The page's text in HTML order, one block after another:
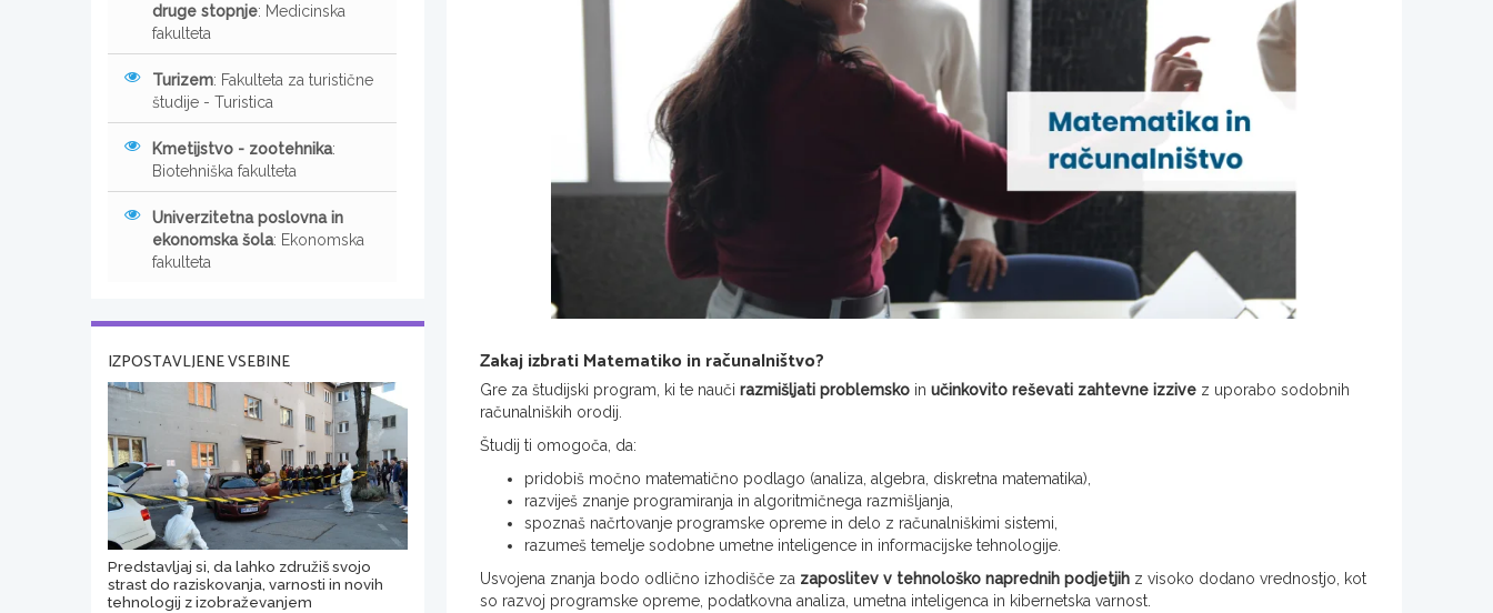
Zakaj izbrati Matematiko in računalništvo?
Gre za študijski program, ki te nauči razmišljati problemsko in učinkovito reševati zahtevne izzive z uporabo sodobnih
računalniških orodij.
Študij ti omogoča, da:
pridobiš močno matematično podlago (analiza, algebra, diskretna matematika),
razviješ znanje programiranja in algoritmičnega razmišljanja,
spoznaš načrtovanje programske opreme in delo z računalniškimi sistemi,
razumeš temelje sodobne umetne inteligence in informacijske tehnologije.
Usvojena znanja bodo odlično izhodišče za zaposlitev v tehnološko naprednih podjetjih z visoko dodano vrednostjo, kot
so razvoj programske opreme, podatkovna analiza, umetna inteligenca in kibernetska varnost.
druge stopnje: Medicinska
fakulteta
Turizem: Fakulteta za turistične
študije - Turistica
Kmetijstvo - zootehnika:
Biotehniška fakulteta
Univerzitetna poslovna in
ekonomska šola: Ekonomska
fakulteta
IZPOSTAVLJENE VSEBINE
Predstavljaj si, da lahko združiš svojo
strast do raziskovanja, varnosti in novih
tehnologij z izobraževanjem